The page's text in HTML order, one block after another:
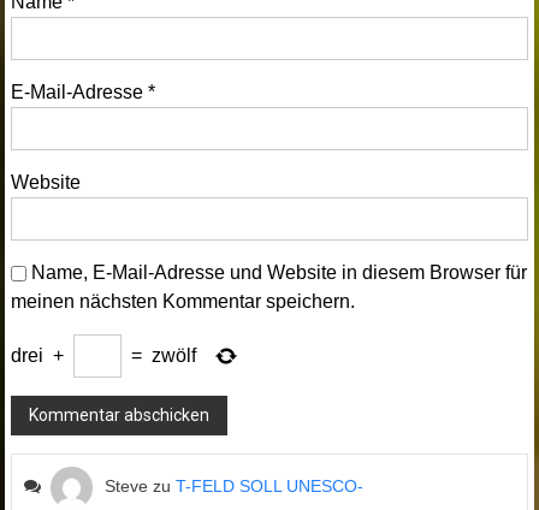
E-Mail-Adresse *
Website
Name, E-Mail-Adresse und Website in diesem Browser für
meinen nächsten Kommentar speichern.
drei + = zwölf
Steve zuT-FELD SOLL UNESCO-